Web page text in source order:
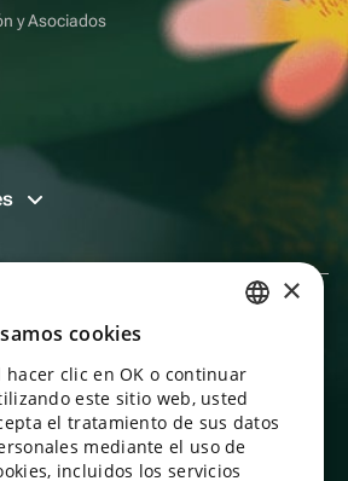
y Asociados
más práctica.
más bonos por compras y
ENGLISH
UKRAINIAN
PORTUGUESE
×
cookies
hacer clic en OK o continuar
este sitio web, usted
el tratamiento de sus datos
mediante el uso de
incluidos los servicios